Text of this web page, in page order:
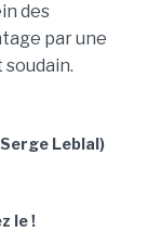
des
parune
soudain.
Leblal)
le !